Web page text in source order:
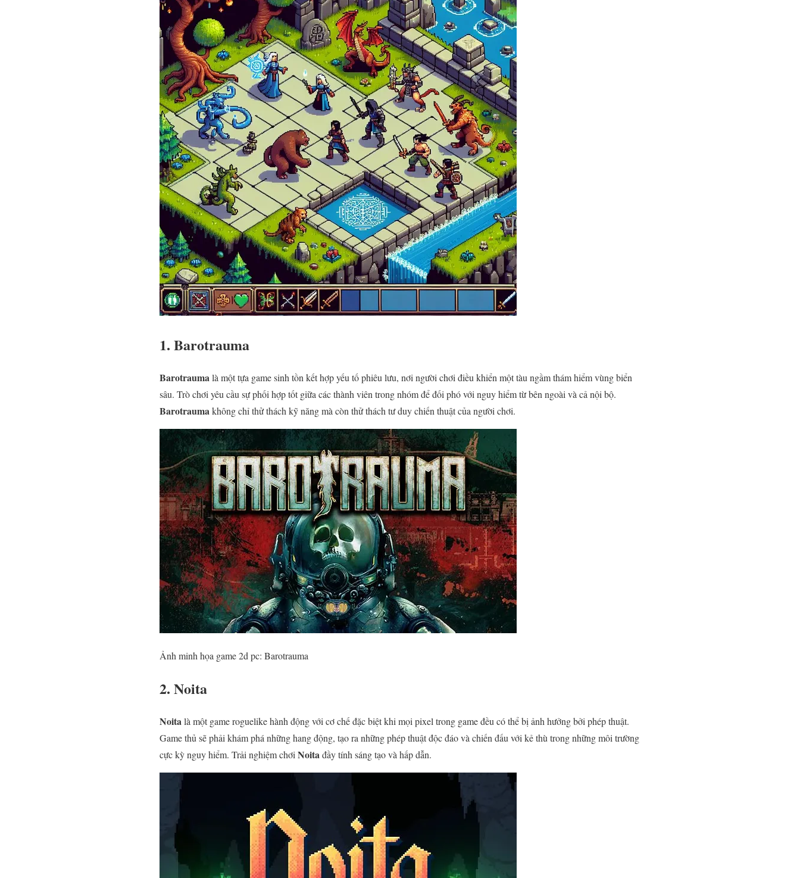
1. Barotrauma
Barotraumalà một tựa game sinh tồn kết hợp yếu tố phiêu lưu, nơi người chơi điều khiển một tàu ngầm thám hiểm vùng biển
sâu. Trò chơi yêu cầu sự phối hợp tốt giữa các thành viên trong nhóm để đối phó với nguy hiểm từ bên ngoài và cả nội bộ.
Barotraumakhông chỉ thử thách kỹ năng mà còn thử thách tư duy chiến thuật của người chơi.
Ảnh minh họa game 2d pc: Barotrauma
2. Noita
Noitalà một game roguelike hành động với cơ chế đặc biệt khi mọi pixel trong game đều có thể bị ảnh hưởng bởi phép thuật.
Game thủ sẽ phải khám phá những hang động, tạo ra những phép thuật độc đáo và chiến đấu với kẻ thù trong những môi trường
cực kỳ nguy hiểm. Trải nghiệm chơi Noitađầy tính sáng tạo và hấp dẫn.